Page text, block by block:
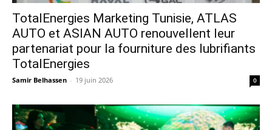
TotalEnergies Marketing Tunisie, ATLAS
AUTO et ASIAN AUTO renouvellent leur
partenariat pour la fourniture des lubrifiants
TotalEnergies
Samir Belhassen - 19 juin 2026 0